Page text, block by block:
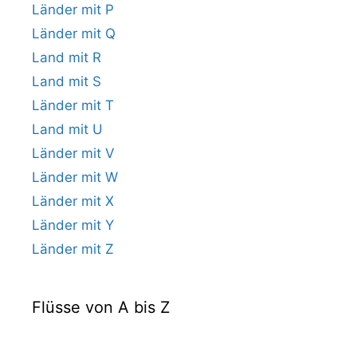
Länder mit P
Länder mit Q
Land mit R
Land mit S
Länder mit T
Land mit U
Länder mit V
Länder mit W
Länder mit X
Länder mit Y
Länder mit Z
Flüsse von A bis Z